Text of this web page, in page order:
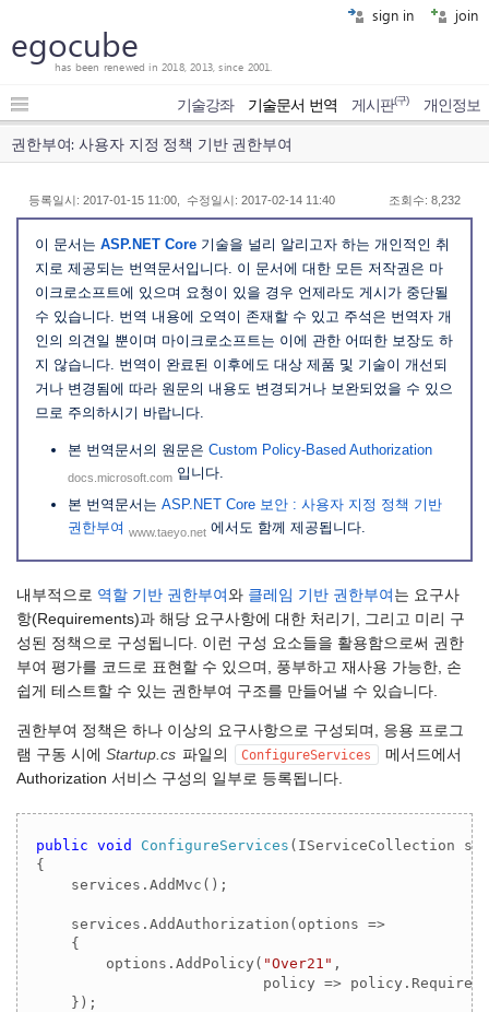
sign in join
egocube
has been renewed in 2018, 2013, since 2001.
기술강좌 기술문서 번역 게시판(구) 개인정보
권한부여: 사용자 지정 정책 기반 권한부여
등록일시: 2017-01-15 11:00, 수정일시: 2017-02-14 11:40 조회수: 8,232
이 문서는 ASP.NET Core 기술을 널리 알리고자 하는 개인적인 취
지로 제공되는 번역문서입니다. 이 문서에 대한 모든 저작권은 마
이크로소프트에 있으며 요청이 있을 경우 언제라도 게시가 중단될
수 있습니다. 번역 내용에 오역이 존재할 수 있고 주석은 번역자 개
인의 의견일 뿐이며 마이크로소프트는 이에 관한 어떠한 보장도 하
지 않습니다. 번역이 완료된 이후에도 대상 제품 및 기술이 개선되
거나 변경됨에 따라 원문의 내용도 변경되거나 보완되었을 수 있으
므로 주의하시기 바랍니다.
본 번역문서의 원문은 Custom Policy-Based Authorization
docs.microsoft.com 입니다.
본 번역문서는 ASP.NET Core 보안 : 사용자 지정 정책 기반
권한부여 www.taeyo.net 에서도 함께 제공됩니다.
내부적으로 역할 기반 권한부여 와 클레임 기반 권한부여 는 요구사
항(Requirements)과 해당 요구사항에 대한 처리기, 그리고 미리 구
성된 정책으로 구성됩니다. 이런 구성 요소들을 활용함으로써 권한
부여 평가를 코드로 표현할 수 있으며, 풍부하고 재사용 가능한, 손
쉽게 테스트할 수 있는 권한부여 구조를 만들어낼 수 있습니다.
권한부여 정책은 하나 이상의 요구사항으로 구성되며, 응용 프로그
램 구동 시에 Startup.cs 파일의 ConfigureServices
메서드에서
Authorization 서비스 구성의 일부로 등록됩니다.
public void ConfigureServices ( IServiceCollection
{
    services.AddMvc();
    services.AddAuthorization(options =>
    {
        options.AddPolicy(
"Over21" ,
policy =>
    });